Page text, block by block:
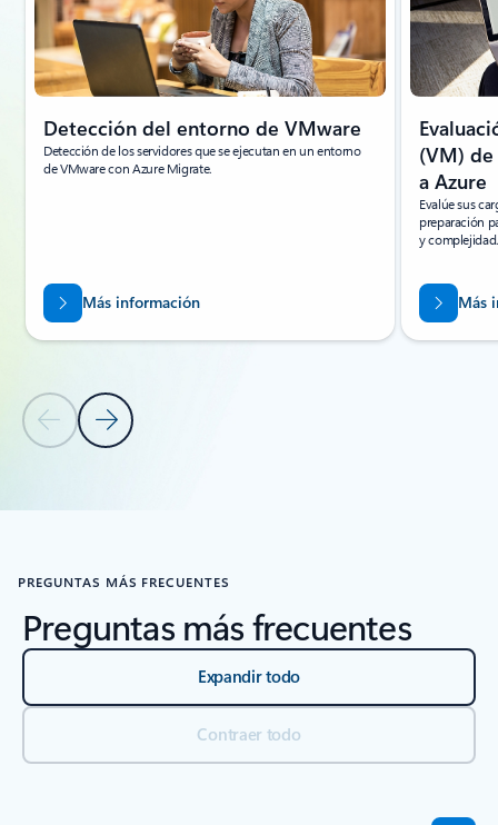
Diapositiva anterior
Diapositiva siguiente
Detección del entorno de VMware
Detección de los servidores que se ejecutan en un entorno
de VMware con Azure Migrate.
Más información
(VM)
a Azure
Evalúe sus
preparación
y complejidad.
Más
Volver a la sección de la pestaña RECURSOS: Tutoriales
PREGUNTAS MÁS FRECUENTES
Preguntas más frecuentes
Expandir todo
Contraer todo